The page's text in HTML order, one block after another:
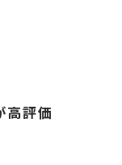
高評価